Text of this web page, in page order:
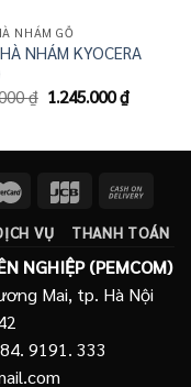
NHÁM GỖ
NHÁM KYOCERA
₫ Giá
1.245.000₫Giá
VỤ THANH TOÁN
NGHIỆP (PEMCOM)
Mai, tp. Hà Nội
9191. 333